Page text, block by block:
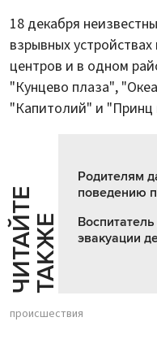
18 декабря
взрывных
центров и в одном
"Кунцево плаза",
"Капитолий" и "Принц
Ч
И
Т
АЙ
Т
Е
Т
А
К
ЖЕ
Родителям
поведению
эвакуации
происшествия